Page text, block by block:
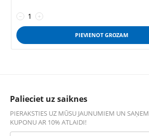
+
−
PIEVIENOT GROZAM
Palieciet uz saiknes
PIERAKSTIES UZ MŪSU JAUNUMIEM UN SAŅEM
KUPONU AR 10% ATLAIDI!